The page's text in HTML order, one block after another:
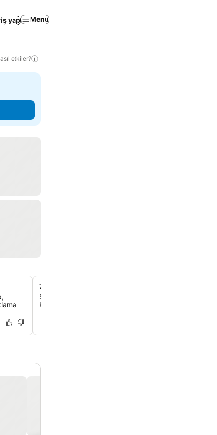
yap Menü
etkiler?
7/24 açık resepsiyon
Sürekli görevli bir resepsiyonun avantajlarından
Konsiyerj hizmetleri, bagaj muhafazası ve her an hızlı